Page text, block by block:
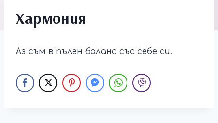
Хармония
Аз съм в пълен баланс със себе си.